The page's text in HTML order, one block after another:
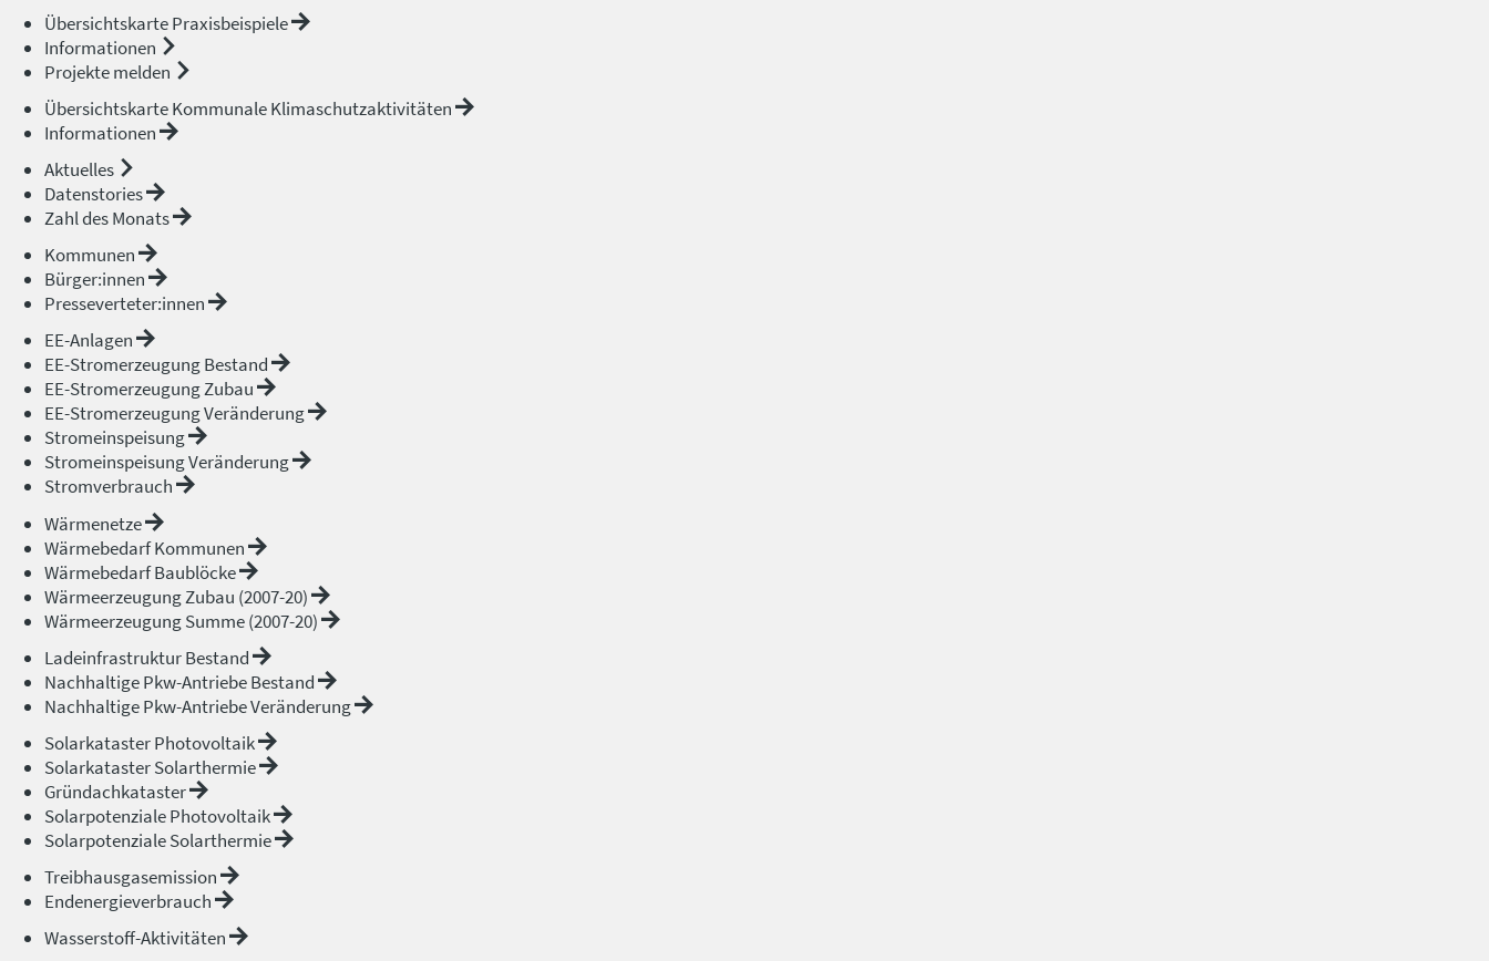
Übersichtskarte Praxisbeispiele
Informationen
Projekte melden
Übersichtskarte Kommunale Klimaschutzaktivitäten
Informationen
Aktuelles
Datenstories
Zahl des Monats
Kommunen
Bürger:innen
Presseverteter:innen
EE-Anlagen
EE-Stromerzeugung Bestand
EE-Stromerzeugung Zubau
EE-Stromerzeugung Veränderung
Stromeinspeisung
Stromeinspeisung Veränderung
Stromverbrauch
Wärmenetze
Wärmebedarf Kommunen
Wärmebedarf Baublöcke
Wärmeerzeugung Zubau (2007-20)
Wärmeerzeugung Summe (2007-20)
Ladeinfrastruktur Bestand
Nachhaltige Pkw-Antriebe Bestand
Nachhaltige Pkw-Antriebe Veränderung
Solarkataster Photovoltaik
Solarkataster Solarthermie
Gründachkataster
Solarpotenziale Photovoltaik
Solarpotenziale Solarthermie
Treibhausgasemission
Endenergieverbrauch
Wasserstoff-Aktivitäten